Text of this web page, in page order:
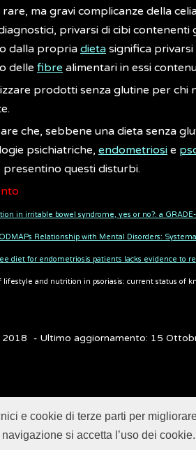
e cookie di terze parti per
si accetta l’uso dei cookie.
ma gravi complicanze della
privarsi di cibi contenenti
dalla propria dieta significa
delle fibre alimentari in essi
prodotti senza glutine per chi
che, sebbene una dieta senza
psichiatriche, endometriosi e
questi disturbi.
in irritable bowel syndrome, yes or no?: a
Relationship with Mental Disorders:
diet for endometriosis patients lacks evidence to
lifestyle and nutrition in psoriasis: current status of
2018 - Ultimo aggiornamento: 15
sviluppato e gestito dall’Istituto